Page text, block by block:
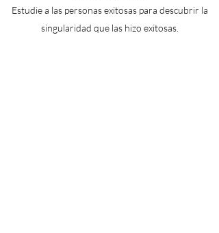
Estudie a las personas exitosas para descubrir la
singularidad que las hizo exitosas.